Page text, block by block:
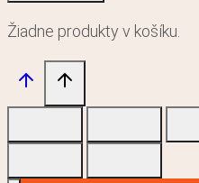
Žiadne produkty v košíku.